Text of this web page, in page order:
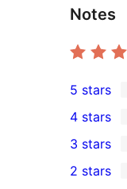
Notes
3
5-
star
reviews
5 stars
4-
star
4 stars
0
3-
3 stars
2 stars